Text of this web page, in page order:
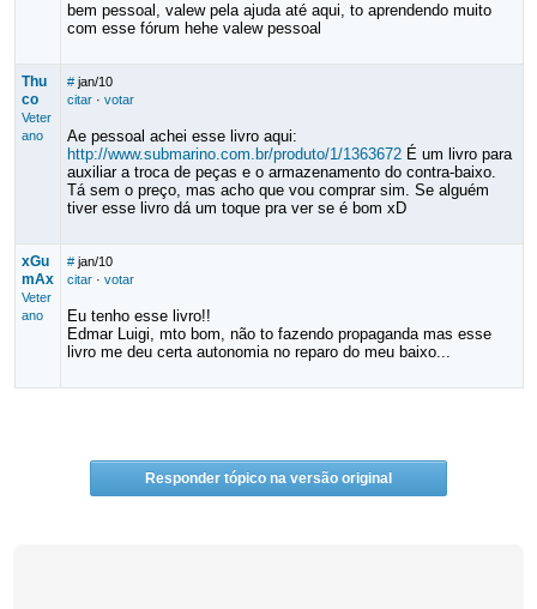
bem pessoal, valew pela ajuda até aqui, to aprendendo muito
com esse fórum hehe valew pessoal
Thu
co
Veter
ano
# jan/10
citar· votar
Ae pessoal achei esse livro aqui:
http://www.submarino.com.br/produto/1/1363672É um livro para
auxiliar a troca de peças e o armazenamento do contra-baixo.
Tá sem o preço, mas acho que vou comprar sim. Se alguém
tiver esse livro dá um toque pra ver se é bom xD
xGu
mAx
Veter
ano
# jan/10
citar· votar
Eu tenho esse livro!!
Edmar Luigi, mto bom, não to fazendo propaganda mas esse
livro me deu certa autonomia no reparo do meu baixo...
Responder tópico na versão original